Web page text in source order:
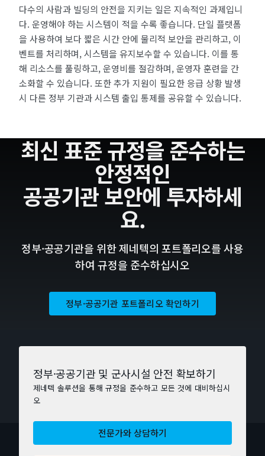
다수의 사람과 빌딩의 안전을 지키는 일은 지속적인 과제입니
다. 운영해야 하는 시스템이 적을 수록 좋습니다. 단일 플랫폼
을 사용하여 보다 짧은 시간 안에 물리적 보안을 관리하고, 이
벤트를 처리하며, 시스템을 유지보수할 수 있습니다. 이를 통
해 리소스를 풀링하고, 운영비를 절감하며, 운영자 훈련을 간
소화할 수 있습니다. 또한 추가 지원이 필요한 응급 상황 발생
시 다른 정부 기관과 시스템 출입 통제를 공유할 수 있습니다.
최신 표준 규정을 준수하는
안정적인
공공기관 보안에 투자하세
요.
정부·공공기관을 위한 제네텍의 포트폴리오를 사용
하여 규정을 준수하십시오
정부·공공기관 포트폴리오 확인하기
정부·공공기관 및 군사시설 안전 확보하기
제네텍 솔루션을 통해 규정을 준수하고 모든 것에 대비하십시
오
전문가와 상담하기